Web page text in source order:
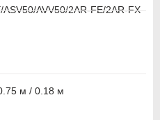
AVV50/2AR-FE/2AR-FX
м / 0.18 м